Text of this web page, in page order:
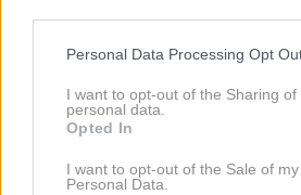
Please note that this website/app uses
not limited to your visit or usage
grant or deny consent to Google and
use your data for below specified
consent section.
Personal Data Processing Opt
I want to opt-out of the Sharing of
personal data.
Opted In
I want to opt-out of the Sale of my
Personal Data.
igralecprihaja iz newyorške
Zaradi svojega porekla si je
Stallion, ki imamnogo skupnega
avtomobilsko znamko Ferrari
.
Fiorano, v (presenetljivo) značilni